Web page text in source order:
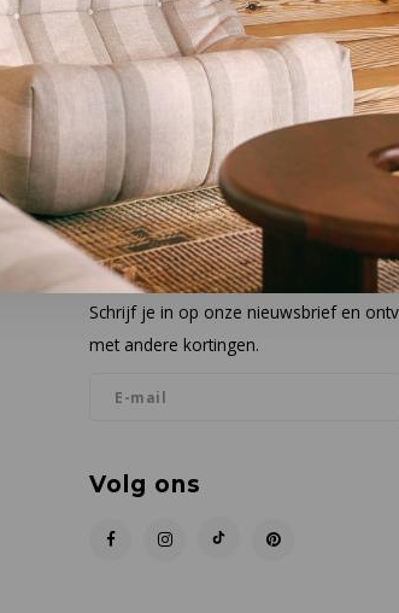
Nieuwsbrief
Schrijf je in op onze nieuwsbrief en
met andere kortingen.
Volg ons